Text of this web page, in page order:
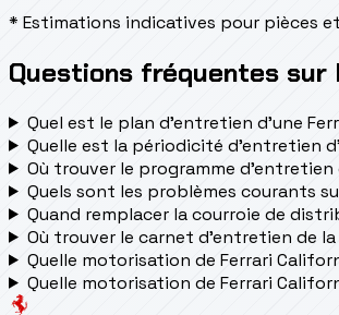
* Estimations indicatives pour pièces
Questions fréquentes sur
Quel est le plan d’entretien d’une
Quelle est la périodicité d’entretien
Où trouver le programme
Quels sont les problèmes courants
Quand remplacer la courroie de
Où trouver le carnet d'entretien de la
Quelle motorisation de Ferrari
Quelle motorisation de Ferrari